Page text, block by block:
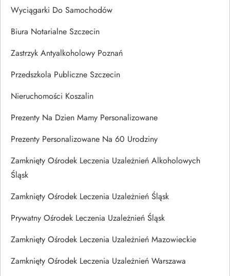
Wyciągarki Do Samochodów
Biura Notarialne Szczecin
Zastrzyk Antyalkoholowy Poznań
Przedszkola Publiczne Szczecin
Nieruchomości Koszalin
Prezenty Na Dzien Mamy Personalizowane
Prezenty Personalizowane Na 60 Urodziny
Zamknięty Ośrodek Leczenia Uzależnień Alkoholowych
Śląsk
Zamknięty Ośrodek Leczenia Uzależnień Śląsk
Prywatny Ośrodek Leczenia Uzależnień Śląsk
Zamknięty Ośrodek Leczenia Uzależnień Mazowieckie
Zamknięty Ośrodek Leczenia Uzależnień Warszawa